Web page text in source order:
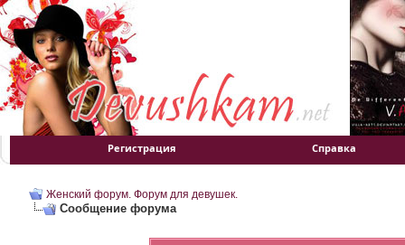
Регистрация Справка
Женский форум. Форум для девушек.
Сообщение форума